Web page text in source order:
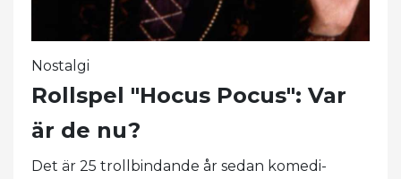
Nostalgi
Rollspel "Hocus Pocus": Var
är de nu?
Det är 25 trollbindande år sedan komedi-